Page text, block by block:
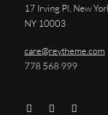
17 Irving Pl, New
NY 10003
care@reytheme.com
778 568 999